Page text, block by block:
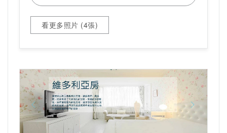
看更多照片 (4張)